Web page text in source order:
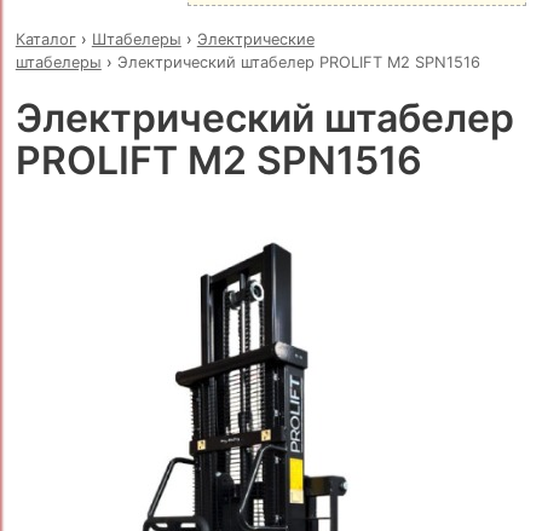
Каталог› Штабелеры › Электрические
штабелеры › Электрический штабелер PROLIFT M2 SPN1516
Электрический штабелер
PROLIFT M2 SPN1516